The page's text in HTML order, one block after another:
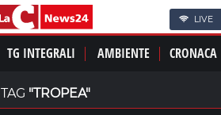
LIVE
TG INTEGRALI AMBIENTE CRONACA
TAG "TROPEA"